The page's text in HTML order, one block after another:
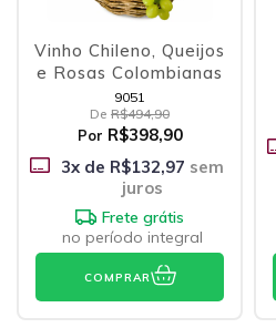
Vinho Chileno, Queijos
e Rosas Colombianas
9051
De R$494,90
Por R$398,90
3x de R$132,97 sem
juros
Frete grátis
no período integral
COMPRAR